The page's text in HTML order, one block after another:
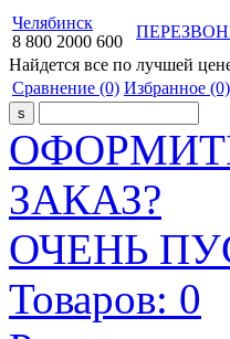
Челябинск
8 800 2000 600
Найдется все по лучшей
Сравнение (0) Избранное (0)
ЗАКАЗ?
ОЧЕНЬ
Товаров: 0